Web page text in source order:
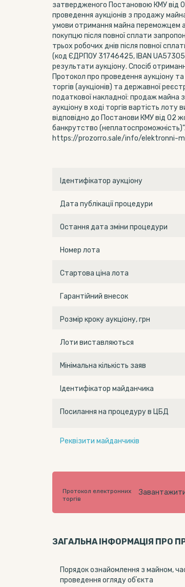
затвердженого Постановою КМУ від
проведення аукціонів з продажу
умови отримання майна переможцем
покупцю після повної сплати
трьох робочих днів після повної
(код ЄДРПОУ 31746425, IBAN
результати аукціону. Спосіб
Протокол про проведення аукціону
торгів (аукціонів) та державної
податкової накладної: продаж
аукціону в ході торгів вартість
відповідно до Постанови КМУ від 02
банкрутство
https://prozorro.sale/info/elektronni-
Ідентифікатор аукціону
Дата публікації процедури
Остання дата зміни процедури
Номер лота
Стартова ціна лота
Гарантійний внесок
Розмір кроку аукціону, грн
Лоти виставляються
Мінімальна кількість заяв
Ідентифікатор майданчика
Посилання на процедуру в ЦБД
Реквізити майданчиків
Протокол електронних
торгів
ЗАГАЛЬНА ІНФОРМАЦІЯ ПРО
Порядок ознайомлення з майном,
проведення огляду обʼєкта